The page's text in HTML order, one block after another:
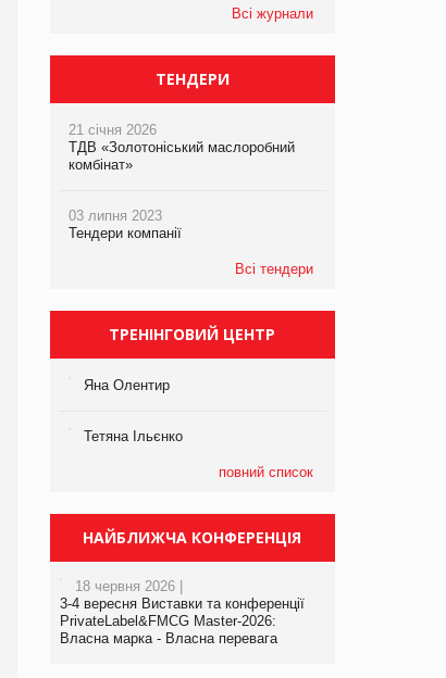
Всі журнали
ТЕНДЕРИ
21 січня 2026
ТДВ «Золотоніський маслоробний
комбінат»
03 липня 2023
Тендери компанії
Всі тендери
ТРЕНІНГОВИЙ ЦЕНТР
Яна Олентир
Тетяна Ільєнко
повний список
НАЙБЛИЖЧА КОНФЕРЕНЦІЯ
18 червня 2026 |
3-4 вересня Виставки та конференції
PrivateLabel&FMCG Master-2026:
Власна марка - Власна перевага